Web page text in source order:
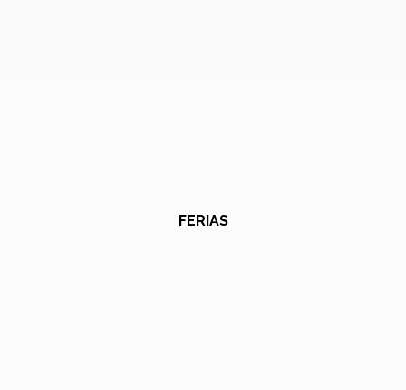
FERIAS